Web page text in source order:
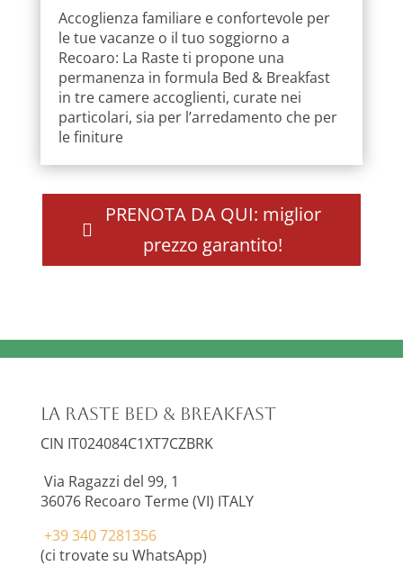
Accoglienza familiare e confortevole per
le tue vacanze o il tuo soggiorno a
Recoaro: La Raste ti propone una
permanenza in formula Bed & Breakfast
in tre camere accoglienti, curate nei
particolari, sia per l’arredamento che per
le finiture
PRENOTA DA QUI: miglior
prezzo garantito!
La Raste Bed & Breakfast
CIN IT024084C1XT7CZBRK
Via Ragazzi del 99, 1
36076 Recoaro Terme (VI) ITALY
+39 340 7281356
(ci trovate su WhatsApp)